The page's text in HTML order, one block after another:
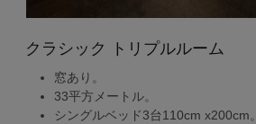
クラシック トリプルルーム
窓あり。
33平方メートル。
シングルベッド3台110cm x200cm。